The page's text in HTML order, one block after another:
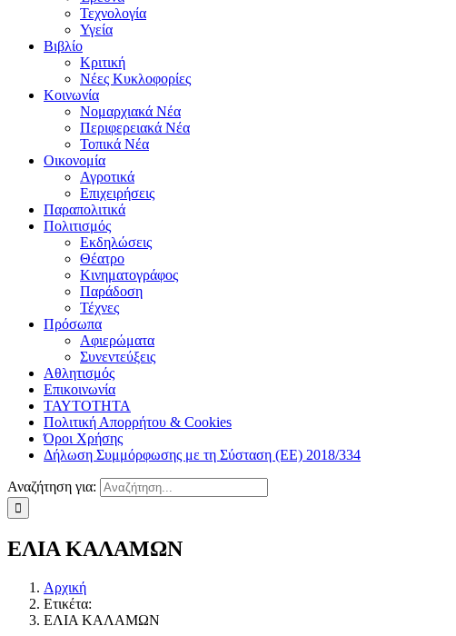
Τεχνολογία
Υγεία
Βιβλίο
Κριτική
Νέες Κυκλοφορίες
Κοινωνία
Νομαρχιακά Νέα
Περιφερειακά Νέα
Τοπικά Νέα
Οικονομία
Αγροτικά
Επιχειρήσεις
Παραπολιτικά
Πολιτισμός
Εκδηλώσεις
Θέατρο
Κινηματογράφος
Παράδοση
Τέχνες
Πρόσωπα
Αφιερώματα
Συνεντεύξεις
Αθλητισμός
Επικοινωνία
ΤΑΥΤΟΤΗΤΑ
Πολιτική Απορρήτου & Cookies
Όροι Χρήσης
Δήλωση Συμμόρφωσης με τη Σύσταση (ΕΕ) 2018/334
Αναζήτηση για:
ΕΛΙΑ ΚΑΛΑΜΩΝ
Αρχική
Ετικέτα:
ΕΛΙΑ ΚΑΛΑΜΩΝ